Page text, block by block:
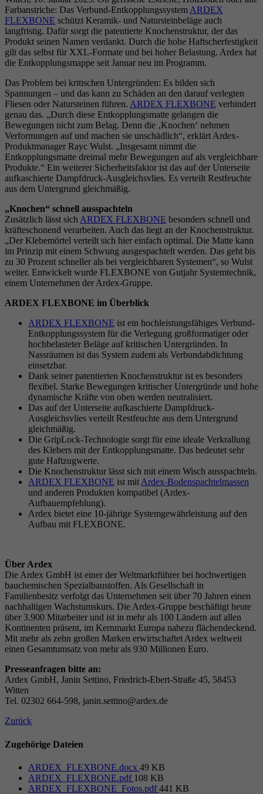
Farbanstriche: Das Verbund-Entkopplungssystem ARDEX
FLEXBONE schützt Keramik- und Natursteinbeläge auch
langfristig. Dafür sorgt die patentierte Knochenstruktur, der das
Produkt seinen Namen verdankt. Durch die hohe Haftscherfestigkeit
gilt das selbst für XXL-Formate und bei hoher Belastung. Ardex hat
die Entkopplungsmappe seit Januar neu im Programm.
Das Problem bei kritischen Untergründen: Es bilden sich
Spannungen – und das kann zu Schäden an den darauf verlegten
Fliesen oder Natursteinen führen. ARDEX FLEXBONE verhindert
genau das. „Durch diese Entkopplungsmatte gelangen die
Bewegungen nicht zum Belag. Denn die ‚Knochen‘ nehmen
Verformungen auf und machen sie unschädlich“, erklärt Ardex-
Produktmanager Rayc Wulst. „Insgesamt nimmt die
Entkopplungsmatte dreimal mehr Bewegungen auf als vergleichbare
Produkte.“ Ein weiterer Sicherheitsfaktor ist das auf der Unterseite
aufkaschierte Dampfdruck-Ausgleichsvlies. Es verteilt Restfeuchte
aus dem Untergrund gleichmäßig.
„Knochen“ schnell ausspachteln
Zusätzlich lässt sich ARDEX FLEXBONE besonders schnell und
kräfteschonend verarbeiten. Auch das liegt an der Knochenstruktur.
„Der Klebemörtel verteilt sich hier einfach optimal. Die Matte kann
im Prinzip mit einem Schwung ausgespachtelt werden. Das geht bis
zu 30 Prozent schneller als bei vergleichbaren Systemen“, so Wulst
weiter. Entwickelt wurde FLEXBONE von Gutjahr Systemtechnik,
einem Unternehmen der Ardex-Gruppe.
ARDEX FLEXBONE im Überblick
ARDEX FLEXBONE ist ein hochleistungsfähiges Verbund-
Entkopplungssystem für die Verlegung großformatiger oder
hochbelasteter Beläge auf kritischen Untergründen. In
Nassräumen ist das System zudem als Verbundabdichtung
einsetzbar.
Dank seiner patentierten Knochenstruktur ist es besonders
flexibel. Starke Bewegungen kritischer Untergründe und hohe
dynamische Kräfte von oben werden neutralisiert.
Das auf der Unterseite aufkaschierte Dampfdruck-
Ausgleichsvlies verteilt Restfeuchte aus dem Untergrund
gleichmäßig.
Die GripLock-Technologie sorgt für eine ideale Verkrallung
des Klebers mit der Entkopplungsmatte. Das bedeutet sehr
gute Haftzugwerte.
Die Knochenstruktur lässt sich mit einem Wisch ausspachteln.
ARDEX FLEXBONE ist mit Ardex-Bodenspachtelmassen
und anderen Produkten kompatibel (Ardex-
Aufbauempfehlung).
Ardex bietet eine 10-jährige Systemgewährleistung auf den
Aufbau mit FLEXBONE.
Über Ardex
Die Ardex GmbH ist einer der Weltmarktführer bei hochwertigen
bauchemischen Spezialbaustoffen. Als Gesellschaft in
Familienbesitz verfolgt das Unternehmen seit über 70 Jahren einen
nachhaltigen Wachstumskurs. Die Ardex-Gruppe beschäftigt heute
über 3.900 Mitarbeiter und ist in mehr als 100 Ländern auf allen
Kontinenten präsent, im Kernmarkt Europa nahezu flächendeckend.
Mit mehr als zehn großen Marken erwirtschaftet Ardex weltweit
einen Gesamtumsatz von mehr als 930 Millionen Euro.
Presseanfragen bitte an:
Ardex GmbH, Janin Settino, Friedrich-Ebert-Straße 45, 58453
Witten
Tel. 02302 664-598, janin.settino@ardex.de
Zurück
Zugehörige Dateien
ARDEX_FLEXBONE.docx 49 KB
ARDEX_FLEXBONE.pdf 108 KB
ARDEX_FLEXBONE_Fotos.pdf441 KB